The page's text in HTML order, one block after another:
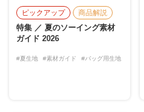
ピックアップ 商品解説
特集 ／ 夏のソーイング素材
ガイド 2026
#夏生地 #素材ガイド #バッグ用生地